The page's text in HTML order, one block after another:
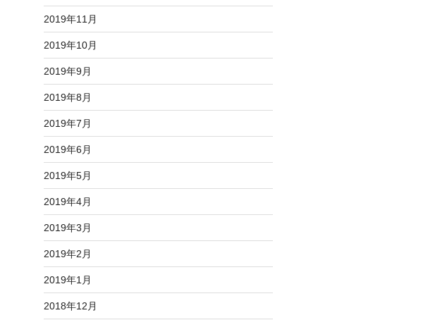
2019年11月
2019年10月
2019年9月
2019年8月
2019年7月
2019年6月
2019年5月
2019年4月
2019年3月
2019年2月
2019年1月
2018年12月